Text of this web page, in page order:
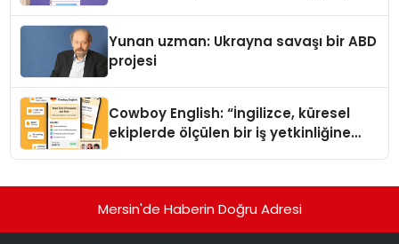
Yunan uzman: Ukrayna savaşı bir ABD
projesi
Cowboy English: “İngilizce, küresel
ekiplerde ölçülen bir iş yetkinliğine
Mersin'de Haberin Doğru Adresi